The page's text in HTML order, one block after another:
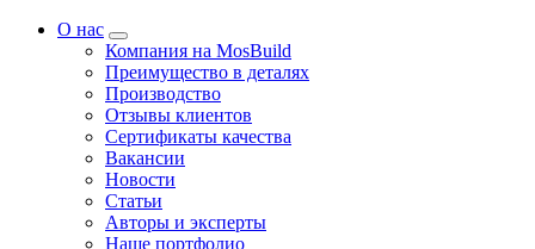
О нас
Компания на MosBuild
Преимущество в деталях
Производство
Отзывы клиентов
Сертификаты качества
Вакансии
Новости
Статьи
Авторы и эксперты
Нашe портфолио